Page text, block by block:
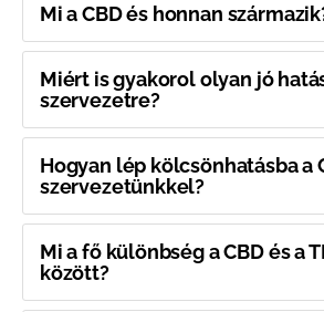
Mi a CBD és honnan
Miért is gyakorol olyan jó
szervezetre?
Hogyan lép kölcsönhatásba a
szervezetünkkel?
Mi a fő különbség a CBD és a
között?